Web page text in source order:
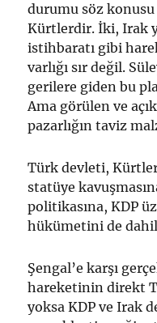
durumu söz
Kürtlerdir. İki, Irak
istihbaratı gibi
varlığı sır değil.
gerilere giden bu
Ama görülen ve
pazarlığın taviz
Türk devleti,
statüye
politikasına, KDP
hükümetini de
Şengal’e karşı
hareketinin direkt
yoksa KDP ve Irak